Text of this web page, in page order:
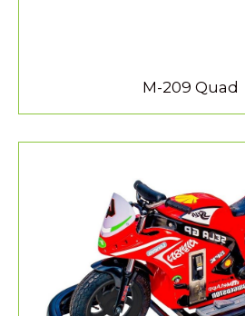
M-209 Quad
MEER